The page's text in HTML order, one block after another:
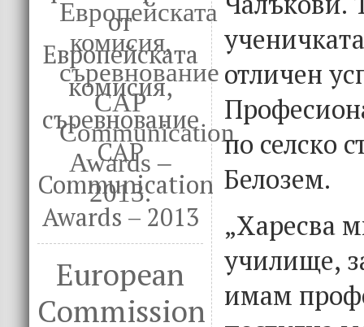
от
Европейската
комисия,
съревнование
CAP
Communication
Awards – 2013
European
Commission
отличен
по селско
Белозем.
„Харесва
училище,
имам